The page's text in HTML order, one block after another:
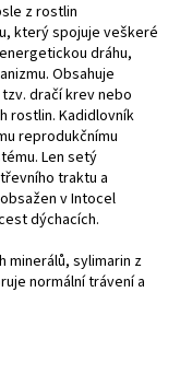
z rostlin
který spojuje veškeré
dráhu,
Obsahuje
dračí krev nebo
rostlin. Kadidlovník
reprodukčnímu
Len setý
traktu a
v Intocel
dýchacích.
minerálů, sylimarin z
normální trávení a